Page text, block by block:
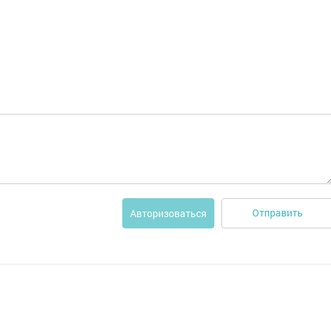
Авторизоваться Отправить